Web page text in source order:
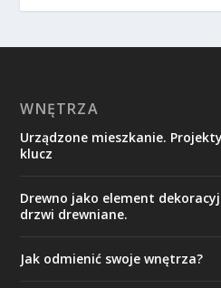
WNĘTRZA
Urządzone mieszkanie.
klucz
Drewno jako element
drzwi drewniane.
Jak odmienić swoje wnętrza?